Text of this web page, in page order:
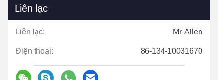
Liên lạc
Liên lạc: Mr. Allen
Điện thoại: 86-134-10031670